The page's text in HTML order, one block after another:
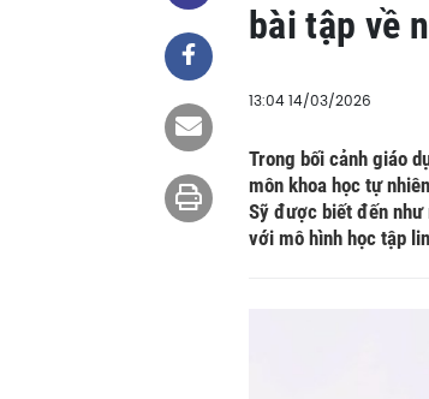
bài tập về
13:04 14/03/2026
Trong bối cảnh giáo
môn khoa học tự
Sỹ được biết đến như
với mô hình học tập